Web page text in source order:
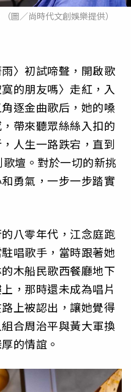
圖／尚時代文創娛樂提供）
〉初試啼聲，開啟歌
的朋友嗎〉走紅，入
逐金曲歌后，她的嗓
帶來聽眾絲絲入扣的
人生一路跌宕，直到
壇。對於一切的新挑
勇氣，一步一步踏實
八零年代，江念庭跑
唱歌手，當時跟著她
木船民歌西餐廳地下
，那時還未成為唱片
上被認出，讓她覺得
合周治平與黃大軍換
的情誼。